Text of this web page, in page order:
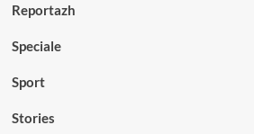
Reportazh
Speciale
Sport
Stories